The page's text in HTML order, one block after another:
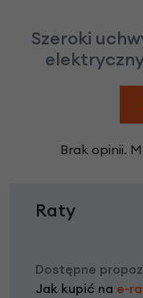
Szeroki
Brak opinii.
Raty
Dostępne
Jak kupić na e-